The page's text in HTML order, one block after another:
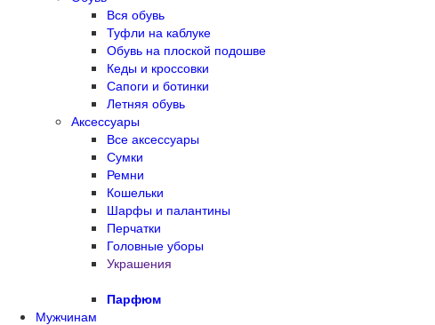
Вся обувь
Туфли на каблуке
Обувь на плоской подошве
Кеды и кроссовки
Сапоги и ботинки
Летняя обувь
Аксессуары
Все аксессуары
Сумки
Ремни
Кошельки
Шарфы и палантины
Перчатки
Головные уборы
Украшения
Парфюм
Мужчинам